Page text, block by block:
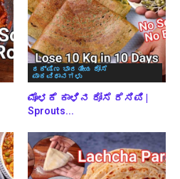
ದಕ್ಷಿಣ ಭಾರತೀಯ ದೋಸೆ
ಪಾಕವಿಧಾನಗಳು
ಮೊಳಕೆ ಕಾಳಿನ ದೋಸೆ ರೆಸಿಪಿ |
Sprouts...